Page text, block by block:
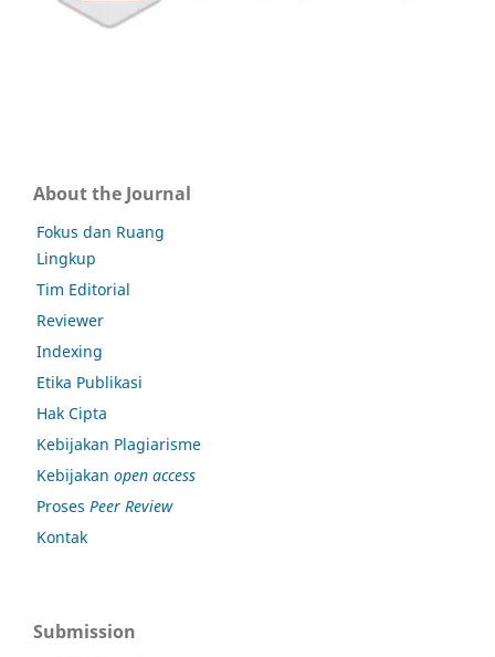
About the Journal
Fokus dan Ruang
Lingkup
Tim Editorial
Reviewer
Indexing
Etika Publikasi
Hak Cipta
Kebijakan Plagiarisme
Kebijakan open access
Proses Peer Review
Kontak
Submission